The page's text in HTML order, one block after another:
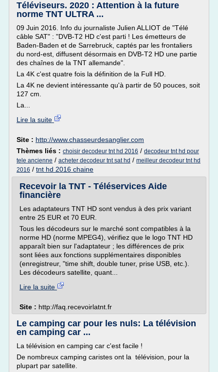
Téléviseurs. 2020 : Attention à la future
norme TNT ULTRA ...
09 Juin 2016. Info du journaliste Julien ALLIOT de "Télé
câble SAT" : "DVB-T2 HD c'est parti ! Les émetteurs de
Baden-Baden et de Sarrebruck, captés par les frontaliers
du nord-est, diffusent désormais en DVB-T2 HD une partie
des chaînes de la TNT allemande".
La 4K c'est quatre fois la définition de la Full HD.
La 4K ne devient intéressante qu'à partir de 50 pouces, soit
127 cm.
La...
Lire la suite
Site : http://www.chasseurdesanglier.com
Thèmes liés : choisir decodeur tnt hd 2016 / decodeur tnt hd pour
tele ancienne / acheter decodeur tnt sat hd / meilleur decodeur tnt hd
2016 / tnt hd 2016 chaine
Recevoir la TNT - Téléservices Aide
financière
Les adaptateurs TNT HD sont vendus à des prix variant
entre 25 EUR et 70 EUR.
Tous les décodeurs sur le marché sont compatibles à la
norme HD (norme MPEG4), vérifiez que le logo TNT HD
apparaît bien sur l'adaptateur ; les différences de prix
sont liées aux fonctions supplémentaires disponibles
(enregistreur, "time shift, double tuner, prise USB, etc.).
Les décodeurs satellite, quant...
Lire la suite
Site : http://faq.recevoirlatnt.fr
Le camping car pour les nuls: La télévision
en camping car ...
La télévision en camping car c'est facile !
De nombreux camping caristes ont la télévision, pour la
plupart par satellite.